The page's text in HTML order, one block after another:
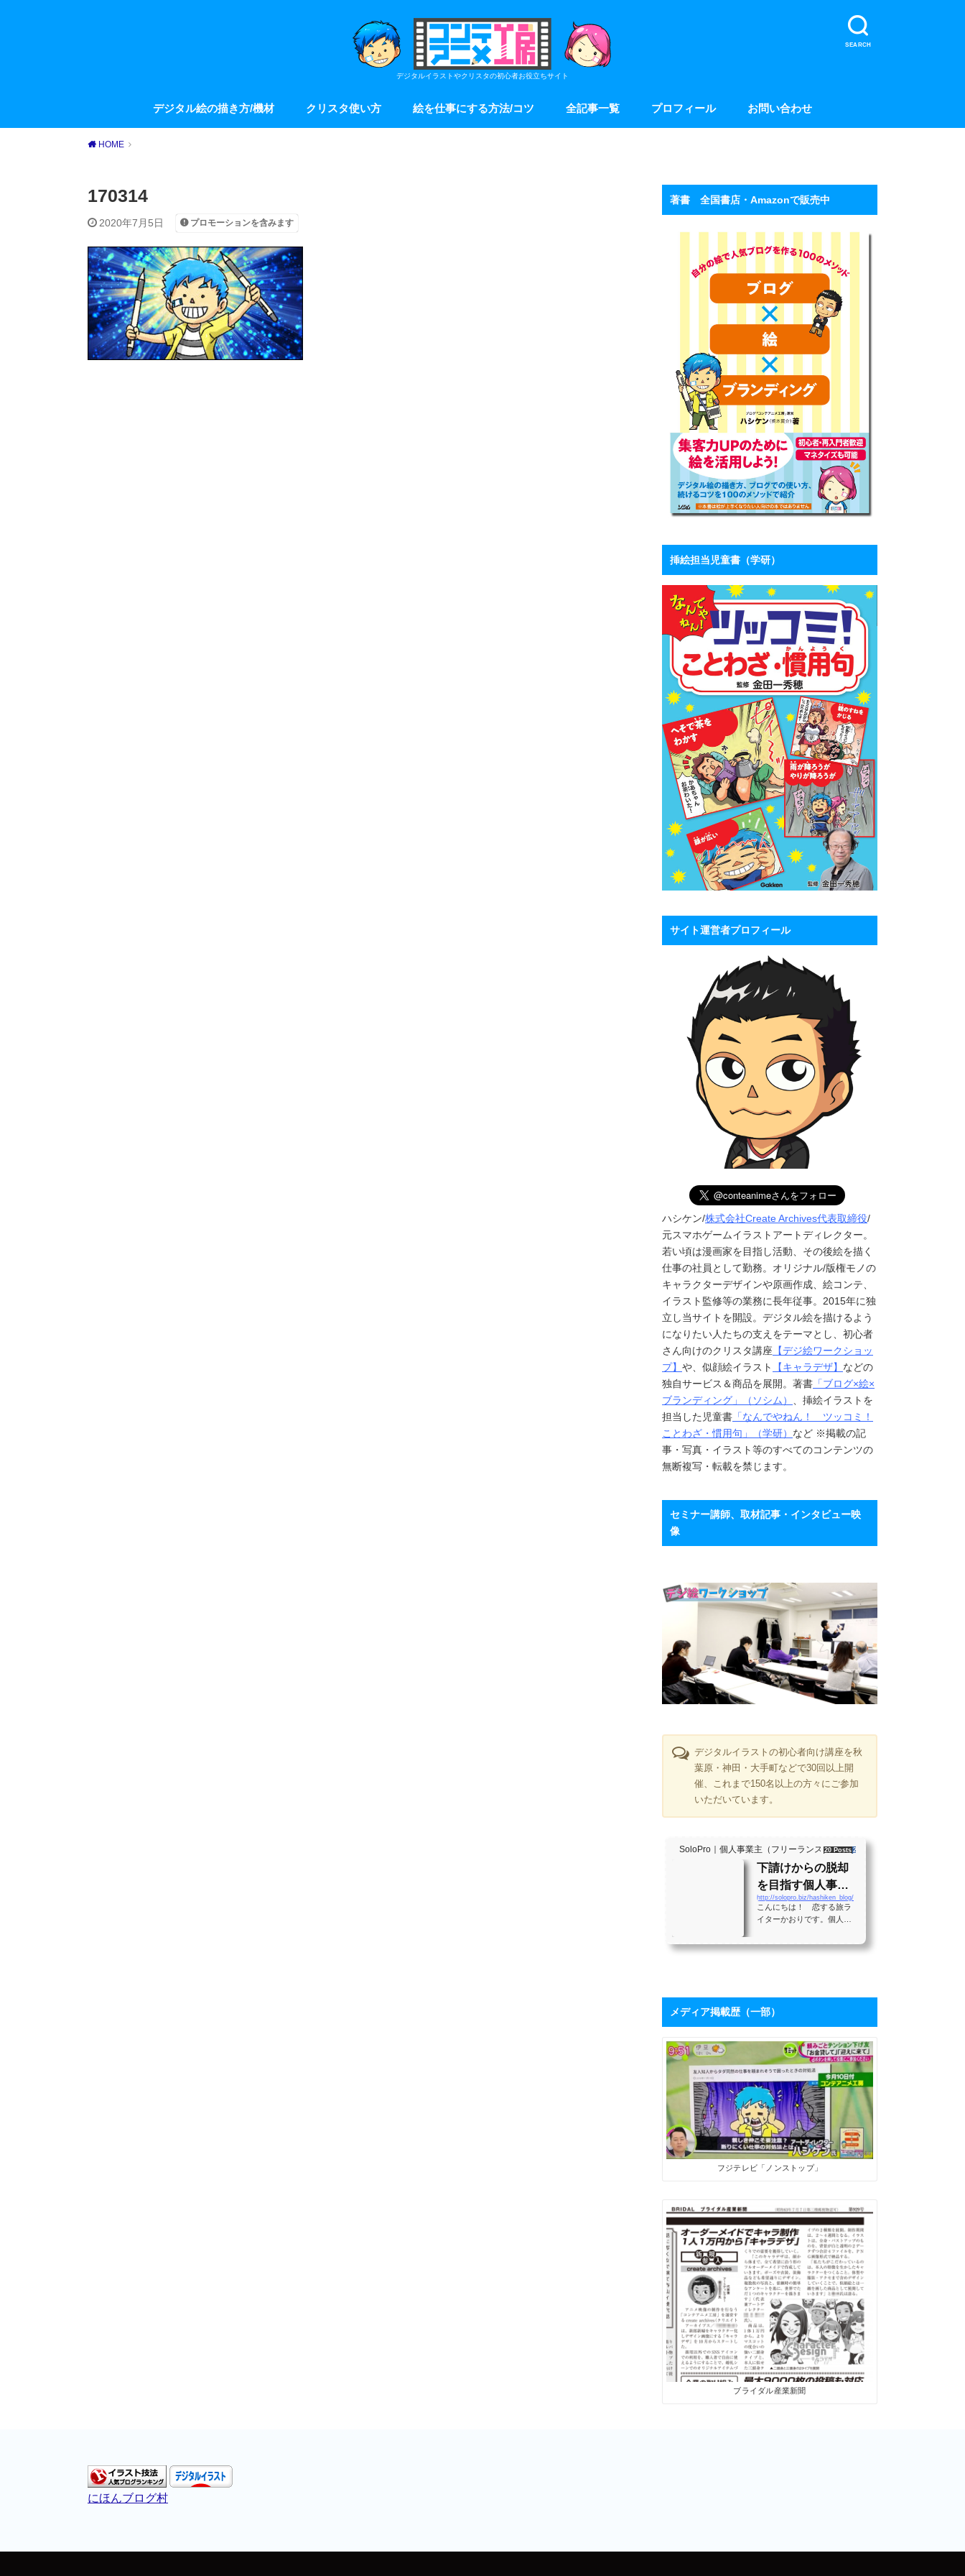
SEARCH
デジタルイラストやクリスタの初心者お役立ちサイト
デジタル絵の描き方/機材 クリスタ使い方 絵を仕事にする方法/コツ 全記事一覧 プロフィール お問い合わせ
HOME
170314
2020年7月5日 プロモーションを含みます
著書 全国書店・Amazonで販売中
挿絵担当児童書（学研）
サイト運営者プロフィール
ハシケン/株式会社Create Archives代表取締役/
元スマホゲームイラストアートディレクター。
若い頃は漫画家を目指し活動、その後絵を描く
仕事の社員として勤務。オリジナル/版権モノの
キャラクターデザインや原画作成、絵コンテ、
イラスト監修等の業務に長年従事。2015年に独
立し当サイトを開設。デジタル絵を描けるよう
になりたい人たちの支えをテーマとし、初心者
さん向けのクリスタ講座 【デジ絵ワークショッ
プ】 や、似顔絵イラスト 【キャラデザ】 などの
独自サービス＆商品を展開。著書 「ブログ×絵×
ブランディング」（ソシム）
、挿絵イラストを
担当した児童書 「なんでやねん！ ツッコミ！
ことわざ・慣用句」（学研） など ※掲載の記
事・写真・イラスト等のすべてのコンテンツの
無断複写・転載を禁じます。
セミナー講師、取材記事・インタビュー映
像
デジタルイラストの初心者向け講座を秋
葉原・神田・大手町などで30回以上開
催、これまで150名以上の方々にご参加
いただいています。
SoloPro｜個人事業主（フリーランス）・起業家、"ソロ" で働く人のライ
20 Posts 261 Shares
下請けからの脱却
を目指す個人事業
主のバイブル！？
月間28万PVの実績
んに学ぶ「ブログ
http://solopro.biz/hashiken_blog/
こんにちは！ 恋する旅ラ
イターかおりです。個人事
たちにとって、「下請け仕
るために2017年7月から「フ
リーライターの働き方」を
メインテーマにした個人ブ
ログを開設しました。ソロ
で生きる人たちにとって、
ブログは最高の武器になり
ます。数字が伸びてくれ
ば、商品やサービスを売る
ためのプロモーションツー
ルになるうえに、広告収入
やアフィリエイト報酬も見
込めます。 そこで、月間28
万PVを誇るブロ...
メディア掲載歴（一部）
フジテレビ「ノンストップ」
ブライダル産業新聞
にほんブログ村